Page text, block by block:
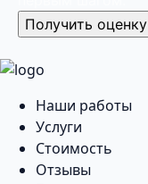
Получить оценку
Наши работы
Услуги
Стоимость
Отзывы